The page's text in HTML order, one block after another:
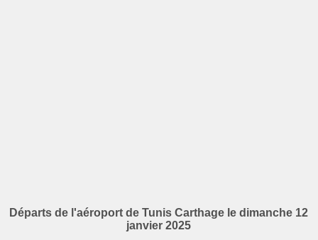
Départs de l'aéroport de Tunis Carthage le dimanche 12
janvier 2025